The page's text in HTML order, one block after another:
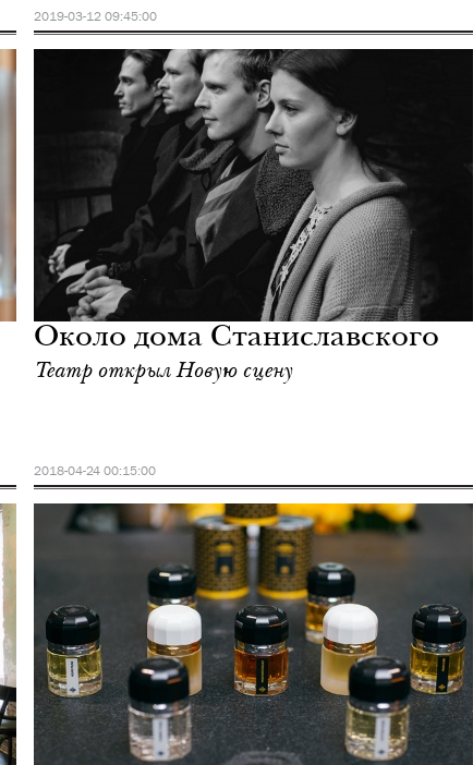
2019-03-12 09:45:00
Около дома Станиславского
Театр открыл Новую сцену
2018-04-24 00:15:00